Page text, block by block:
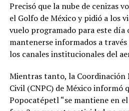
Precisó que la nube de cenizas
el Golfo de México y pidió a los
vuelo programado para este día
mantenerse informados a través
los canales institucionales del
Mientras tanto, la Coordinación
Civil (CNPC) de México informó
Popocatépetl “se mantiene en